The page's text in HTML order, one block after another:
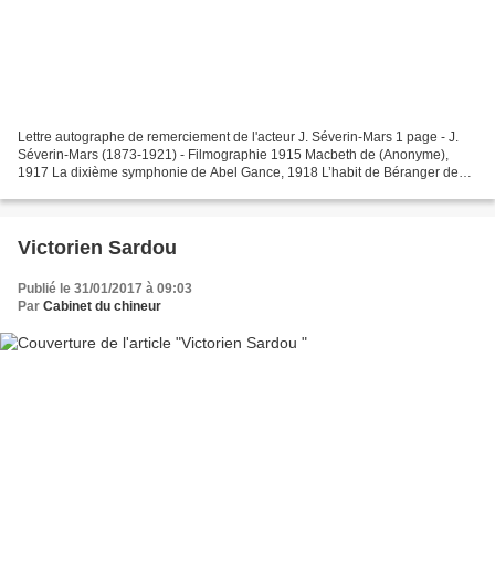
Lettre autographe de remerciement de l'acteur J. Séverin-Mars 1 page - J.
Séverin-Mars (1873-1921) - Filmographie 1915 Macbeth de (Anonyme),
1917 La dixième symphonie de Abel Gance, 1918 L’habit de Béranger de
Victorien Sardou
Publié le 31/01/2017 à 09:03
Par Cabinet du chineur